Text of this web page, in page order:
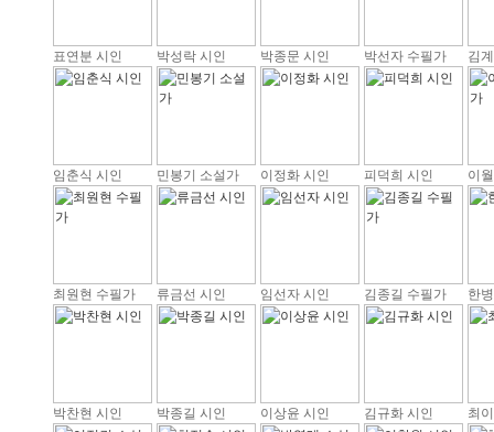
표연분 시인 박성락 시인 박종문 시인 박선자 수필가 김
임춘식 시인 민봉기 소설가 이정화 시인 피덕희 시인 이
최원현 수필가 류금선 시인 임선자 시인 김종길 수필가 한
박찬현 시인 박종길 시인 이상윤 시인 김규화 시인 최